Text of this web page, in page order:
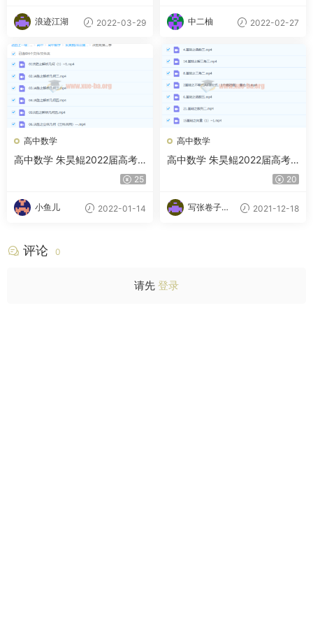
浪迹江湖 2022-03-29 中二柚 2022-02-27
高中数学
高中数学 朱昊鲲2022届高考
数学二轮复习联报 决胜班 基25
小鱼儿 2022-01-14
高中数学
高中数学 朱昊鲲2022届高考
数学全程班一轮复习联报 基础
20
写张卷子冷
2021-12-18
评论 0
请先 登录